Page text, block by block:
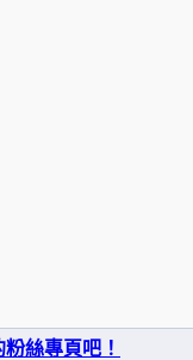
絲專頁吧！